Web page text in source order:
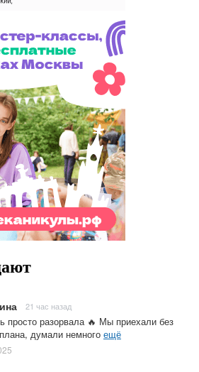
21 час назад
просто разорвала 🔥 Мы приехали без
плана, думали немного ещё